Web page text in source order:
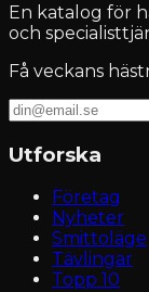
En katalog för
och
Få veckans
Utforska
Företag
Nyheter
Smittoläge
Tävlingar
Topp 10